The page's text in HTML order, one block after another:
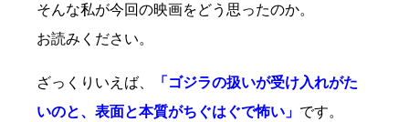
そんな私が今回の映画をどう思ったのか。
お読みください。
ざっくりいえば、
「ゴジラの扱いが受け入れがた
いのと、表面と本質がちぐはぐで怖い」 です。